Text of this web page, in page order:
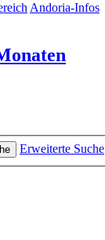
Andoria-Infos
Erweiterte Suche